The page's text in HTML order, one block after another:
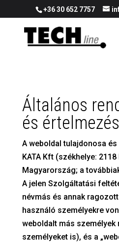
+36 30 652 7757
Általános
és értelmezés
A weboldal tulajdonosa
KATA Kft (székhelye:
Magyarország; a
A jelen Szolgáltatási
névmás és annak
használó személyekre
weboldalt más személyek
személyeket is), és a